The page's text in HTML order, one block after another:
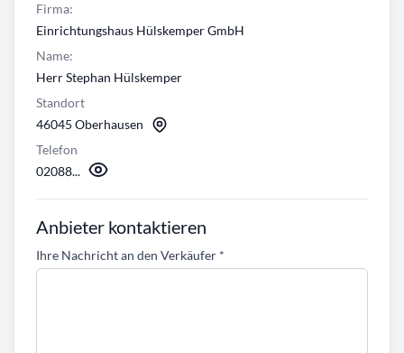
Firma:
Einrichtungshaus Hülskemper GmbH
Name:
Herr Stephan Hülskemper
Standort
46045 Oberhausen
Telefon
02088...
Anbieter kontaktieren
Ihre Nachricht an den Verkäufer *